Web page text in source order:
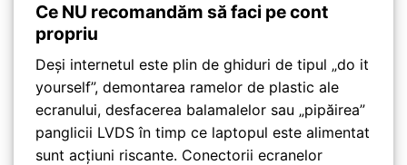
Ce NU recomandăm să faci pe cont
propriu
Deși internetul este plin de ghiduri de tipul „do it
yourself”, demontarea ramelor de plastic ale
ecranului, desfacerea balamalelor sau „pipăirea”
panglicii LVDS în timp ce laptopul este alimentat
sunt acțiuni riscante. Conectorii ecranelor